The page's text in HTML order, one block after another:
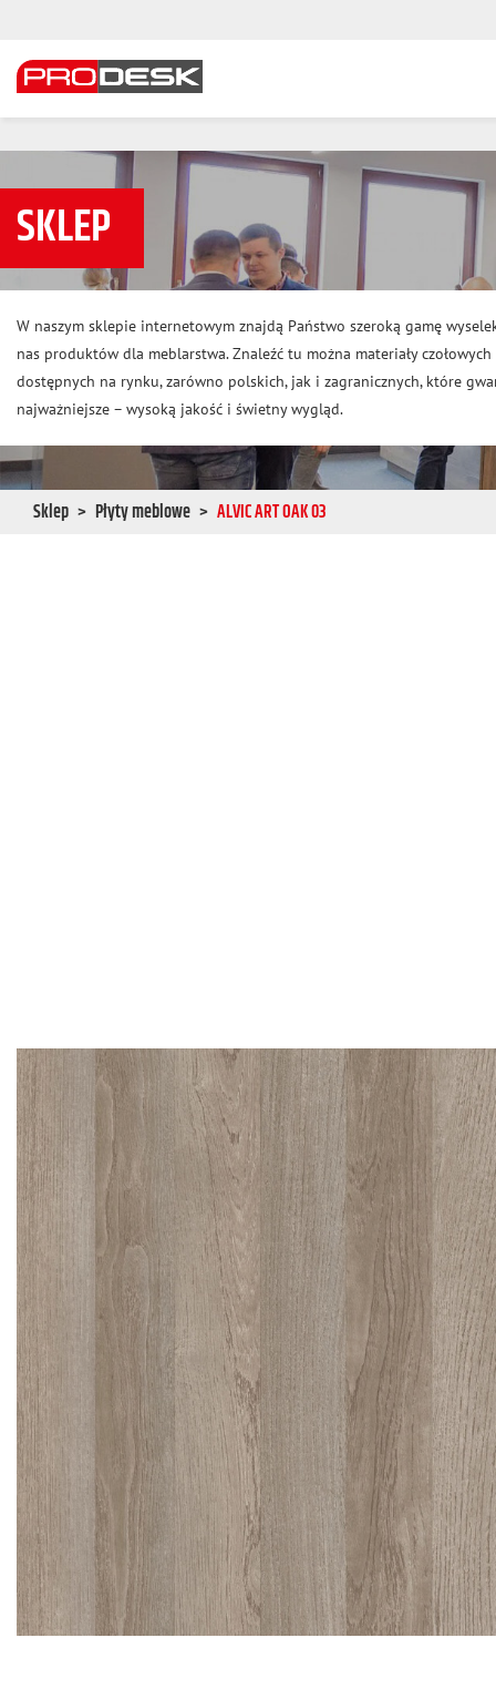
SKLEP
W naszym sklepie internetowym znajdą Państwo szeroką gamę
nas produktów dla meblarstwa. Znaleźć tu można materiały
dostępnych na rynku, zarówno polskich, jak i zagranicznych, które
najważniejsze – wysoką jakość i świetny wygląd.
Sklep Płyty meblowe ALVIC ART OAK 03